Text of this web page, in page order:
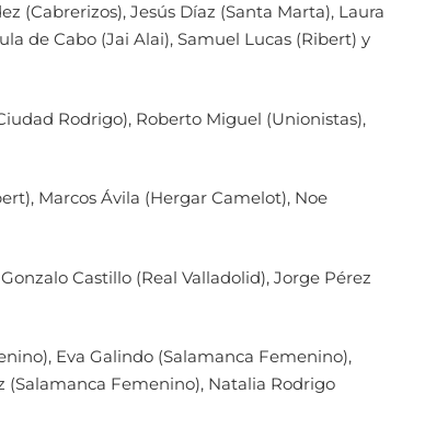
(Cabrerizos), Jesús Díaz (Santa Marta), Laura
de Cabo (Jai Alai), Samuel Lucas (Ribert) y
Rodrigo), Roberto Miguel (Unionistas),
Marcos Ávila (Hergar Camelot), Noe
Castillo (Real Valladolid), Jorge Pérez
Eva Galindo (Salamanca Femenino),
(Salamanca Femenino), Natalia Rodrigo